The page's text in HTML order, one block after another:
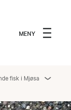
MENY
fisk i Mjøsa